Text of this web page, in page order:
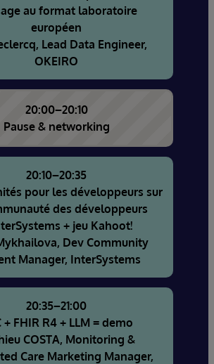
au format laboratoire
européen
Lead Data Engineer,
OKEIRO
20:00–20:10
Pause & networking
20:10–20:35
pour les développeurs sur
des développeurs
+ jeu Kahoot!
Dev Community
Manager, InterSystems
20:35–21:00
+ FHIR R4 + LLM = demo
COSTA, Monitoring &
Care Marketing Manager,